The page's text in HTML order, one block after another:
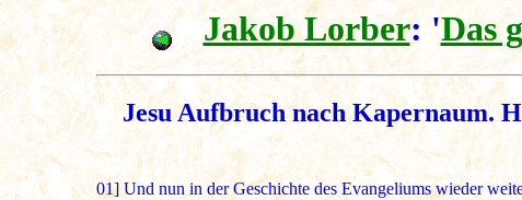
Jakob Lorber: 'Das
Jesu Aufbruch nach Kapernaum.
01]Und nun in der Geschichte des Evangeliums wieder